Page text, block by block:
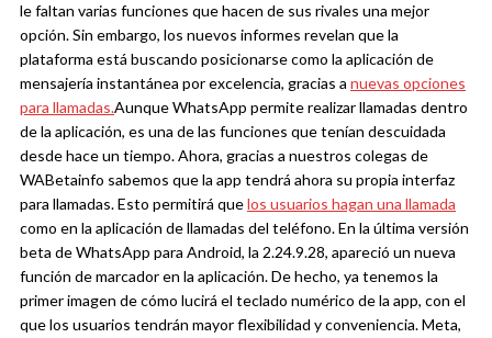
le faltan varias funciones que hacen de sus rivales una mejor
opción. Sin embargo, los nuevos informes revelan que la
plataforma está buscando posicionarse como la aplicación de
mensajería instantánea por excelencia, gracias a nuevas opciones
para llamadas.Aunque WhatsApp permite realizar llamadas dentro
de la aplicación, es una de las funciones que tenían descuidada
desde hace un tiempo. Ahora, gracias a nuestros colegas de
WABetainfo sabemos que la app tendrá ahora su propia interfaz
para llamadas. Esto permitirá quelos usuarios hagan una llamada
como en la aplicación de llamadas del teléfono.En la última versión
beta de WhatsApp para Android, la 2.24.9.28, apareció un nueva
función de marcador en la aplicación. De hecho, ya tenemos la
primer imagen de cómo lucirá el teclado numérico de la app, con el
que los usuarios tendrán mayor flexibilidad y conveniencia.Meta,